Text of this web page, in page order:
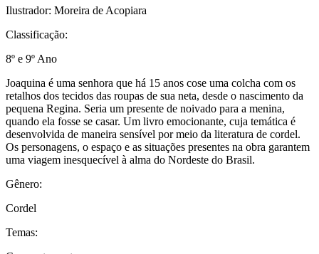
Ilustrador: Moreira de Acopiara
Classificação:
8º e 9º Ano
Joaquina é uma senhora que há 15 anos cose uma colcha com os
retalhos dos tecidos das roupas de sua neta, desde o nascimento da
pequena Regina. Seria um presente de noivado para a menina,
quando ela fosse se casar. Um livro emocionante, cuja temática é
desenvolvida de maneira sensível por meio da literatura de cordel.
Os personagens, o espaço e as situações presentes na obra garantem
uma viagem inesquecível à alma do Nordeste do Brasil.
Gênero:
Cordel
Temas: